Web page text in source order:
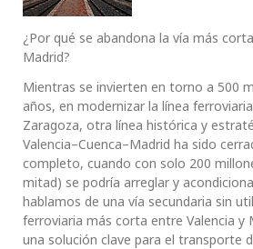
¿Por qué se abandona la vía más
Madrid?
Mientras se invierten en torno a 500
años, en modernizar la línea
Zaragoza, otra línea histórica y
Valencia–Cuenca–Madrid ha sido
completo, cuando con solo 200
mitad) se podría arreglar y
hablamos de una vía secundaria sin
ferroviaria más corta entre Valencia y
una solución clave para el transporte